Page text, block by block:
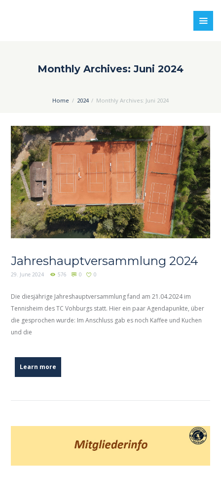
Monthly Archives: Juni 2024
Home 2024 Monthly Archives: Juni 2024
Jahreshauptversammlung 2024
29. June 2024 576 0 0
Die diesjährige Jahreshauptversammlung fand am 21.04.2024 im
Tennisheim des TC Vohburgs statt. Hier ein paar Agendapunkte, über
die gesprochen wurde: Im Anschluss gab es noch Kaffee und Kuchen
und die
Learn more